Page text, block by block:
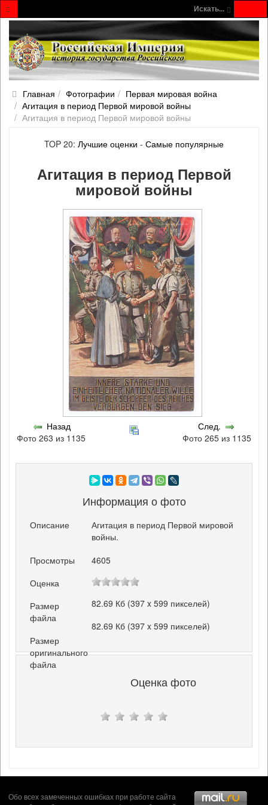
Искать...
Главная Фотографии
Первая мировая война
Агитация в период Первой мировой войны
Агитация в период Первой мировой войны
TOP 20: Лучшие оценки - Самые популярные
Агитация в период Первой
мировой войны
Назад
Фото 263 из 1135
След.
Фото 265 из 1135
Информация о фото
Описание
Агитация в период Первой мировой
войны.
Просмотры
4605
Оценка
Размер
файла
82.69 Кб (397 x 599 пикселей)
Размер
оригинального
файла
82.69 Кб (397 x 599 пикселей)
Оценка фото
Обо всех замеченных ошибках при работе сайта